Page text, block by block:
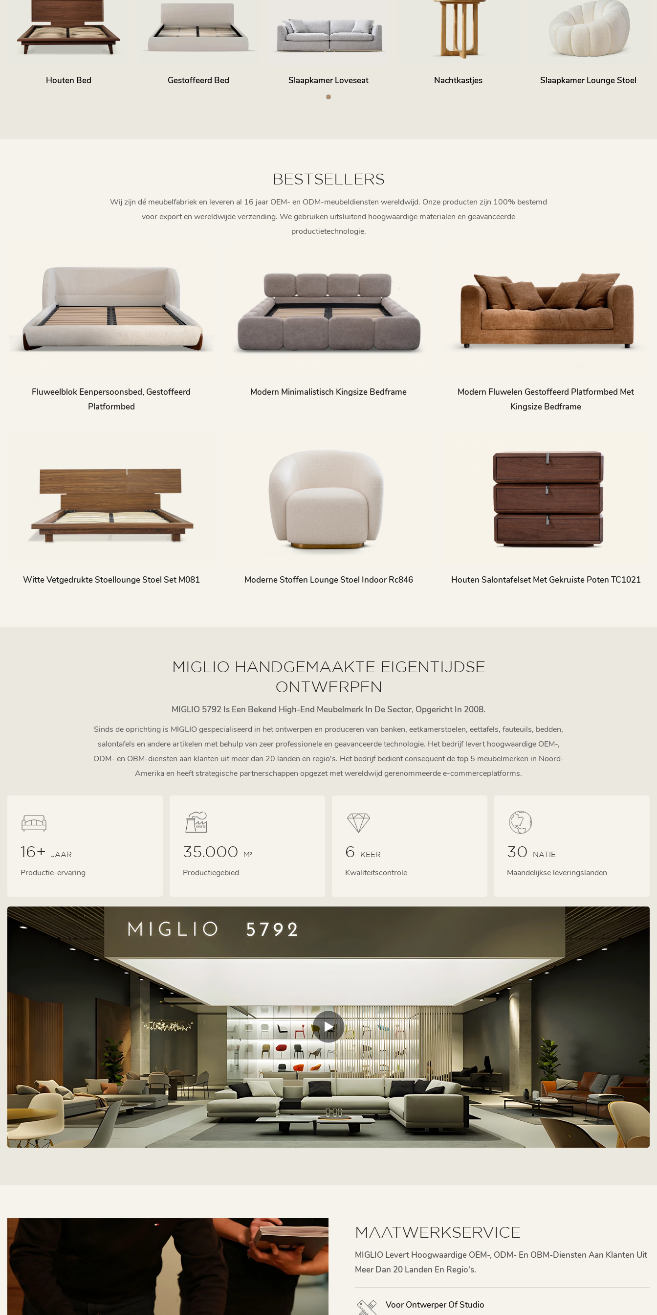
Houten Bed Gestoffeerd Bed Slaapkamer Loveseat Nachtkastjes Slaapkamer Lounge Stoel
BESTSELLERS
Wij zijn dé meubelfabriek en leveren al 16 jaar OEM- en ODM-meubeldiensten wereldwijd. Onze producten zijn 100% bestemd
voor export en wereldwijde verzending. We gebruiken uitsluitend hoogwaardige materialen en geavanceerde
productietechnologie.
Fluweelblok Eenpersoonsbed, Gestoffeerd
Platformbed
Modern Minimalistisch Kingsize Bedframe
Modern Fluwelen Gestoffeerd Platformbed Met
Kingsize Bedframe
Witte Vetgedrukte Stoellounge Stoel Set M081 Moderne Stoffen Lounge Stoel Indoor Rc846 Houten Salontafelset Met Gekruiste Poten TC1021
MIGLIO HANDGEMAAKTE EIGENTIJDSE
ONTWERPEN
MIGLIO 5792 Is Een Bekend High-End Meubelmerk In De Sector, Opgericht In 2008.
Sinds de oprichting is MIGLIO gespecialiseerd in het ontwerpen en produceren van banken, eetkamerstoelen, eettafels, fauteuils, bedden,
salontafels en andere artikelen met behulp van zeer professionele en geavanceerde technologie. Het bedrijf levert hoogwaardige OEM-,
ODM- en OBM-diensten aan klanten uit meer dan 20 landen en regio's. Het bedrijf bedient consequent de top 5 meubelmerken in Noord-
Amerika en heeft strategische partnerschappen opgezet met wereldwijd gerenommeerde e-commerceplatforms.
16+ JAAR
Productie-ervaring
35.000 M²
Productiegebied
6 KEER
Kwaliteitscontrole
30 NATIE
Maandelijkse leveringslanden
MAATWERKSERVICE
MIGLIO Levert Hoogwaardige OEM-, ODM- En OBM-Diensten Aan Klanten Uit
Meer Dan 20 Landen En Regio's.
Voor Ontwerper Of Studio